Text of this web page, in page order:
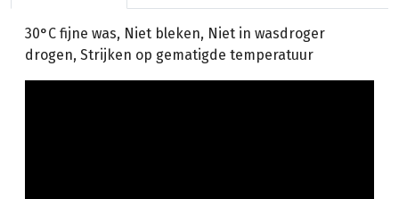
30°C fijne was, Niet bleken, Niet in wasdroger
drogen, Strijken op gematigde temperatuur